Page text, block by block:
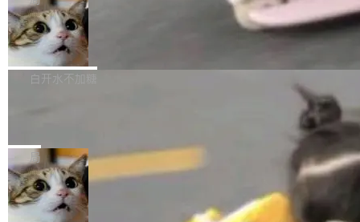
l 迁移或唤醒时，新宿主从 S3 恢复 SQLite 数据
库继续执行。存储库是持久化的唯一真相...
te 17 Pro、OPPO K15，要么是vivo X300 E这
样的次旗舰。 Galaxy Z Fold8 Ultra / Z Fold8 /
Z Flip8三款折叠屏新机均在7月22日发布，且全
部搭载骁龙8 Elite Gen5 for Galaxy，它们本该
本控制系统。目前处于 Early Access 阶段。 De
ltaDB 的核心思路直接写在 landing page 最显
眼的位置：「Software is made between com
mits」——软件是在 commit 之间写出来的。git
是把这段空隙补上。 回退到任何一次编辑：Delt
aDB 捕获 commit 之间的每一次操作，...
SpaceXAI 单季资本开支达 183 亿美元
根据风险投资人Tomer Tunguz 博客（VC 分
析）披露的最新分析与第二季度业绩报告，Spac
微软同期总资本开支的四成。 与亚马逊、Alpha
bet、微软以及 Meta 等传统科技巨头相比，Spa
ceXAI的资金消耗速度尤为引人瞩目。然而，支
撑庞大支出的资金来源却呈现出截然不同的面
白开水不加糖
一个在终端里运行的编程 agent；Muse Spark
1.2，驱动这个 agent 的新模型。一句话概括：
你可以用 curl -fsSL https://dev.meta.ai/install.
sh | bash 安装一个能在大项目里自动规划、写
局
美团开源 LoHoSearch，用知识图谱校
准 AI 能力认知
机器出题的前提，是让机器拥有全局视野。整个